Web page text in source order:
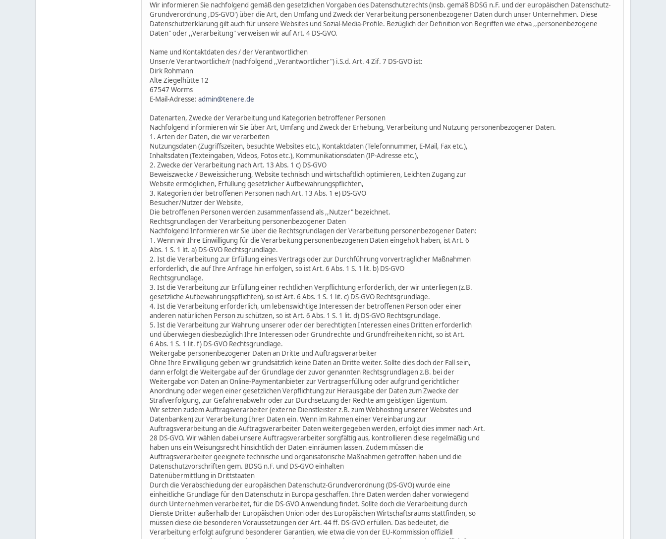
Wir informieren Sie nachfolgend gemäß den gesetzlichen Vorgaben des Datenschutzrechts (insb. gemäß BDSG n.F. und der europäischen Datenschutz-
Grundverordnung ,DS-GVO') über die Art, den Umfang und Zweck der Verarbeitung personenbezogener Daten durch unser Unternehmen. Diese
Datenschutzerklärung gilt auch für unsere Websites und Sozial-Media-Profile. Bezüglich der Definition von Begriffen wie etwa ,,personenbezogene
Daten" oder ,,Verarbeitung" verweisen wir auf Art. 4 DS-GVO.
Name und Kontaktdaten des / der Verantwortlichen
Unser/e Verantwortliche/r (nachfolgend ,,Verantwortlicher") i.S.d. Art. 4 Zif. 7 DS-GVO ist:
Dirk Rohmann
Alte Ziegelhütte 12
67547 Worms
E-Mail-Adresse: admin@tenere.de
Datenarten, Zwecke der Verarbeitung und Kategorien betroffener Personen
Nachfolgend informieren wir Sie über Art, Umfang und Zweck der Erhebung, Verarbeitung und Nutzung personenbezogener Daten.
1. Arten der Daten, die wir verarbeiten
Nutzungsdaten (Zugriffszeiten, besuchte Websites etc.), Kontaktdaten (Telefonnummer, E-Mail, Fax etc.),
Inhaltsdaten (Texteingaben, Videos, Fotos etc.), Kommunikationsdaten (IP-Adresse etc.),
2. Zwecke der Verarbeitung nach Art. 13 Abs. 1 c) DS-GVO
Beweiszwecke / Beweissicherung, Website technisch und wirtschaftlich optimieren, Leichten Zugang zur
Website ermöglichen, Erfüllung gesetzlicher Aufbewahrungspflichten,
3. Kategorien der betroffenen Personen nach Art. 13 Abs. 1 e) DS-GVO
Besucher/Nutzer der Website,
Die betroffenen Personen werden zusammenfassend als ,,Nutzer" bezeichnet.
Rechtsgrundlagen der Verarbeitung personenbezogener Daten
Nachfolgend Informieren wir Sie über die Rechtsgrundlagen der Verarbeitung personenbezogener Daten:
1. Wenn wir Ihre Einwilligung für die Verarbeitung personenbezogenen Daten eingeholt haben, ist Art. 6
Abs. 1 S. 1 lit. a) DS-GVO Rechtsgrundlage.
2. Ist die Verarbeitung zur Erfüllung eines Vertrags oder zur Durchführung vorvertraglicher Maßnahmen
erforderlich, die auf Ihre Anfrage hin erfolgen, so ist Art. 6 Abs. 1 S. 1 lit. b) DS-GVO
Rechtsgrundlage.
3. Ist die Verarbeitung zur Erfüllung einer rechtlichen Verpflichtung erforderlich, der wir unterliegen (z.B.
gesetzliche Aufbewahrungspflichten), so ist Art. 6 Abs. 1 S. 1 lit. c) DS-GVO Rechtsgrundlage.
4. Ist die Verarbeitung erforderlich, um lebenswichtige Interessen der betroffenen Person oder einer
anderen natürlichen Person zu schützen, so ist Art. 6 Abs. 1 S. 1 lit. d) DS-GVO Rechtsgrundlage.
5. Ist die Verarbeitung zur Wahrung unserer oder der berechtigten Interessen eines Dritten erforderlich
und überwiegen diesbezüglich Ihre Interessen oder Grundrechte und Grundfreiheiten nicht, so ist Art.
6 Abs. 1 S. 1 lit. f) DS-GVO Rechtsgrundlage.
Weitergabe personenbezogener Daten an Dritte und Auftragsverarbeiter
Ohne Ihre Einwilligung geben wir grundsätzlich keine Daten an Dritte weiter. Sollte dies doch der Fall sein,
dann erfolgt die Weitergabe auf der Grundlage der zuvor genannten Rechtsgrundlagen z.B. bei der
Weitergabe von Daten an Online-Paymentanbieter zur Vertragserfüllung oder aufgrund gerichtlicher
Anordnung oder wegen einer gesetzlichen Verpflichtung zur Herausgabe der Daten zum Zwecke der
Strafverfolgung, zur Gefahrenabwehr oder zur Durchsetzung der Rechte am geistigen Eigentum.
Wir setzen zudem Auftragsverarbeiter (externe Dienstleister z.B. zum Webhosting unserer Websites und
Datenbanken) zur Verarbeitung Ihrer Daten ein. Wenn im Rahmen einer Vereinbarung zur
Auftragsverarbeitung an die Auftragsverarbeiter Daten weitergegeben werden, erfolgt dies immer nach Art.
28 DS-GVO. Wir wählen dabei unsere Auftragsverarbeiter sorgfältig aus, kontrollieren diese regelmäßig und
haben uns ein Weisungsrecht hinsichtlich der Daten einräumen lassen. Zudem müssen die
Auftragsverarbeiter geeignete technische und organisatorische Maßnahmen getroffen haben und die
Datenschutzvorschriften gem. BDSG n.F. und DS-GVO einhalten
Datenübermittlung in Drittstaaten
Durch die Verabschiedung der europäischen Datenschutz-Grundverordnung (DS-GVO) wurde eine
einheitliche Grundlage für den Datenschutz in Europa geschaffen. Ihre Daten werden daher vorwiegend
durch Unternehmen verarbeitet, für die DS-GVO Anwendung findet. Sollte doch die Verarbeitung durch
Dienste Dritter außerhalb der Europäischen Union oder des Europäischen Wirtschaftsraums stattfinden, so
müssen diese die besonderen Voraussetzungen der Art. 44 ff. DS-GVO erfüllen. Das bedeutet, die
Verarbeitung erfolgt aufgrund besonderer Garantien, wie etwa die von der EU-Kommission offiziell